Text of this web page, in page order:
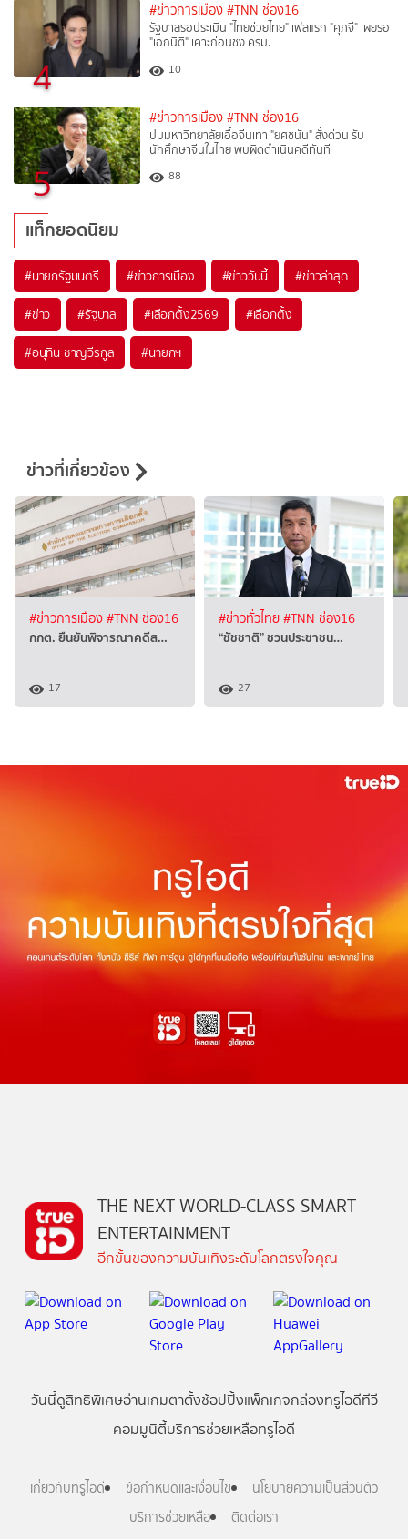
4
#ข่าวการเมือง #TNN ช่อง16
รัฐบาลรอประเมิน "ไทยช่วยไทย" เฟสแรก "ศุภจี" เผยรอ
"เอกนิติ" เคาะก่อนชง ครม.
10
5
#ข่าวการเมือง #TNN ช่อง16
ปมมหาวิทยาลัยเอื้อจีนเทา "ยศชนัน" สั่งด่วน รับ
นักศึกษาจีนในไทย พบผิดดำเนินคดีทันที
88
แท็กยอดนิยม
#นายกรัฐมนตรี #ข่าวการเมือง #ข่าววันนี้ #ข่าวล่าสุด
#ข่าว #รัฐบาล #เลือกตั้ง2569 #เลือกตั้ง
#อนุทิน ชาญวีรกูล #นายกฯ
ข่าวที่เกี่ยวข้อง
#ข่าวการเมือง#TNN ช่อง16
กกต. ยืนยันพิจารณาคดีส…
17
#ข่าวทั่วไทย#TNN ช่อง16
“ชัชชาติ” ชวนประชาชน…
27
THE NEXT WORLD-CLASS SMART
ENTERTAINMENT
อีกขั้นของความบันเทิงระดับโลกตรงใจคุณ
วันนี้ดูสิทธิพิเศษอ่านเกมตาตั้งช้อปปิ้งแพ็กเกจกล่องทรูไอดีทีวี
คอมมูนิตี้บริการช่วยเหลือทรูไอดี
เกี่ยวกับทรูไอดี ข้อกำหนดและเงื่อนไข
นโยบายความเป็นส่วนตัว
บริการช่วยเหลือ
ติดต่อเรา